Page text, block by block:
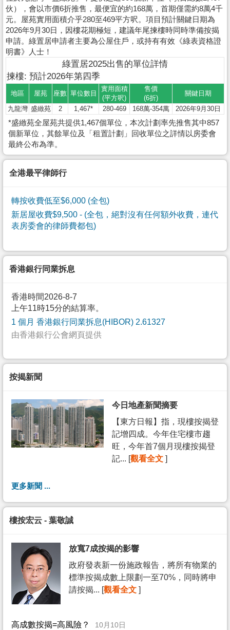
伙），會以市價6折推售，最便宜的約168萬，首期僅需約8萬4千
元。屋苑實用面積介乎280至469平方呎。項目預計關鍵日期為
2026年9月30日，因樓花期極短，建議年尾揀樓時同時準備按揭
申請。綠置居申請者主要為公屋住戶，或持有有效《綠表資格證
明書》人士！
綠置居2025出售的單位詳情
揀樓: 預計2026年第四季
地區 屋苑 座數 單位數目
實用面積
(平方呎)
售價
(6折)
關鍵日期
九龍灣 盛緻苑 2 1,467* 280-469 168萬-354萬 2026年9月30日
*盛緻苑全屋苑共提供1,467個單位，本次計劃率先推售其中857
個新單位，其餘單位及「租置計劃」回收單位之詳情以房委會
最終公布為準。
全港最平律師行
轉按收費低至$6,000 (全包)
新居屋收費$9,500 - (全包，絕對沒有任何額外收費，連代
表房委會的律師費都包)
香港銀行同業拆息
香港時間2026-8-7
上午11時15分的結算率。
1 個月 香港銀行同業拆息(HIBOR) 2.61327
由香港銀行公會網頁提供
按揭新聞
今日地產新聞摘要
【東方日報】指，現樓按揭登
記增四成。今年住宅樓市趨
旺，今年首7個月現樓按揭登
記... [觀看全文 ]
更多新聞 ...
樓按宏云 - 葉敬誠
放寬7成按揭的影響
政府發表新一份施政報告，將所有物業的
標準按揭成數上限劃一至70%，同時將申
請按揭... [觀看全文 ]
高成數按揭=高風險？ 10月10日